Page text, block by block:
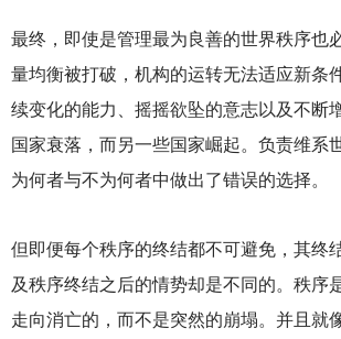
最终，即使是管理最为良善的世界秩序也
量均衡被打破，机构的运转无法适应新条
续变化的能力、摇摇欲坠的意志以及不断
国家衰落，而另一些国家崛起。负责维系
为何者与不为何者中做出了错误的选择。
但即便每个秩序的终结都不可避免，其终
及秩序终结之后的情势却是不同的。秩序
走向消亡的，而不是突然的崩塌。并且就